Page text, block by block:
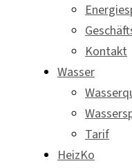
Kontakt
Wasser
Tarif
HeizKo